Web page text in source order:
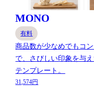
MONO
有料
商品数が少なめでもコ
で、さびしい印象を与
テンプレート。
31,574円